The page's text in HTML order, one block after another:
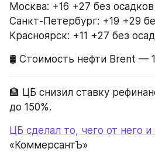
Москва: +16 +27 без осадков
Санкт-Петербург: +19 +29
Красноярск: +11 +27 без
🛢 Стоимость нефти Brent —
🏦 ЦБ снизил ставку
до 150%.
ЦБ сделал то, чего от него
«КоммерсантЪ»